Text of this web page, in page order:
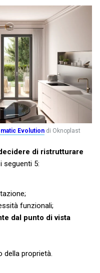
Evolution di Oknoplast
di ristrutturare
seguenti 5:
funzionali;
dal punto di vista
della proprietà.